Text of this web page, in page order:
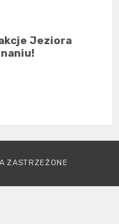
Jeziora
ZASTRZEŻONE